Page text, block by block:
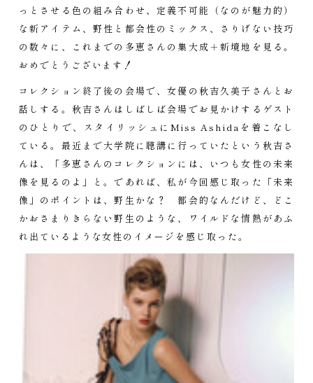
っとさせる色の組み合わせ、定義不可能（なのが魅力的）
な新アイテム、野性と都会性のミックス、さりげない技巧
の数々に、これまでの多恵さんの集大成＋新境地を見る。
おめでとうございます！
コレクション終了後の会場で、女優の秋吉久美子さんとお
話しする。秋吉さんはしばしば会場でお見かけするゲスト
のひとりで、スタイリッシュにMiss Ashidaを着こなし
ている。最近まで大学院に聴講に行っていたという秋吉さ
んは、「多恵さんのコレクションには、いつも女性の未来
像を見るのよ」と。であれば、私が今回感じ取った「未来
像」のポイントは、野生かな？ 都会的なんだけど、どこ
かおさまりきらない野生のような、ワイルドな情熱があふ
れ出ているような女性のイメージを感じ取った。